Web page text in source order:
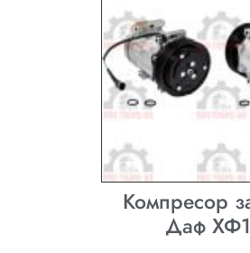
Компресор
Даф